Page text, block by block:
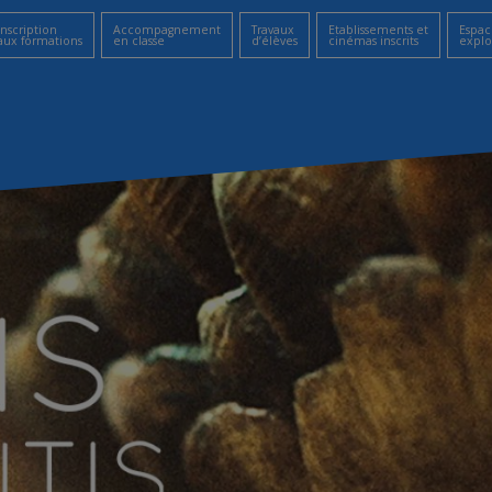
formations
Accompagnement
en classe
Travaux
d’élèves
Etablissements et
cinémas inscrits